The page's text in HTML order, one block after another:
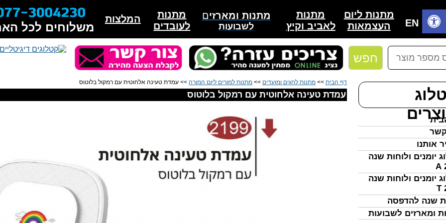
חפש
אותנו
יומנים ולוחות שנה
יומנים ולוחות שנה
שנה להדפסה
ומארזים לשבועות
EN
מתנות
לאביב וקיץ
המלצות
מתנות
לעובדים
מתנות ומארזים
לשבועות
מתנות ליום
העצמאות
משלוחים לכל
דף הבית >> מתנות לחגים ומועדים >> מתנות למורים ליום המורה >> עמדת טעינה אלחוטית עם רמקול בלוטוס
עמדת טעינה אלחוטית עם רמקול בלוטוס